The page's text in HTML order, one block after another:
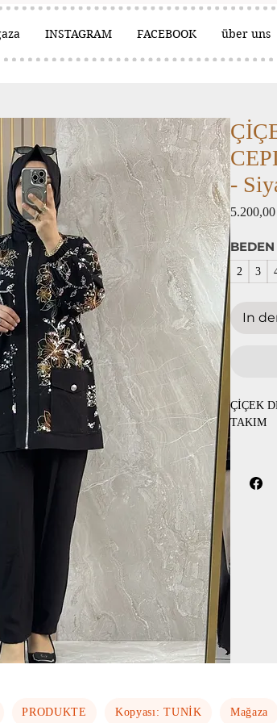
INSTAGRAM FACEBOOK über uns
-
BEDEN
2 3
In
ÇİÇEK
TAKIM
1 beden
PRODUKTE Kopyası: TUNİK Mağaza